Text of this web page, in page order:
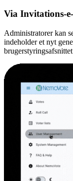
Via Invitations-
Administratorer kan
indeholder et nyt